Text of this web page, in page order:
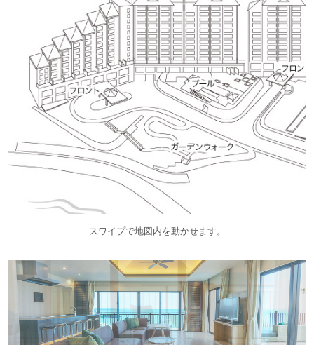
スワイプで地図内を動かせます。